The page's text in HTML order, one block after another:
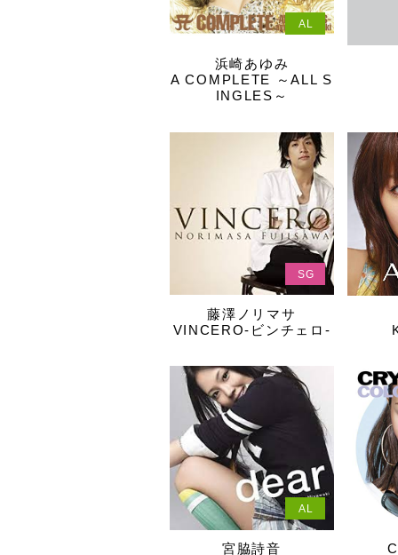
AL
浜崎あゆみ
A COMPLETE ～ALL S
INGLES～
SG
藤澤ノリマサ
VINCERO-ビンチェロ-
AL
宮脇詩音